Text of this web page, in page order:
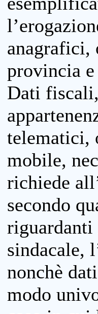
anagrafici,
provincia
Dati
telematici,
mobile,
richiede
secondo
riguardanti
sindacale,
nonchè
modo